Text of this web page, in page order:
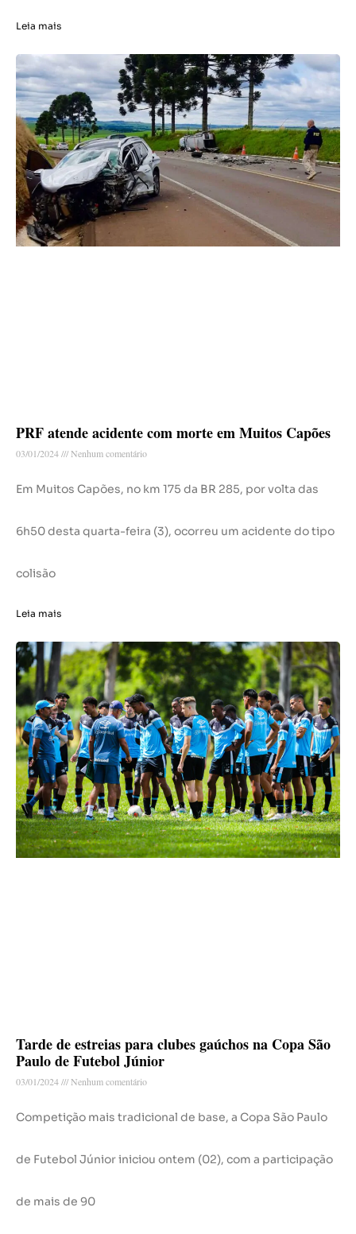
Leia mais
PRF atende acidente com morte em Muitos Capões
03/01/2024 Nenhum comentário
Em Muitos Capões, no km 175 da BR 285, por volta das
6h50 desta quarta-feira (3), ocorreu um acidente do tipo
colisão
Leia mais
Tarde de estreias para clubes gaúchos na Copa São
Paulo de Futebol Júnior
03/01/2024 Nenhum comentário
Competição mais tradicional de base, a Copa São Paulo
de Futebol Júnior iniciou ontem (02), com a participação
de mais de 90